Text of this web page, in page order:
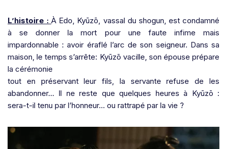
L’histoire :À Edo, Kyūzō, vassal du shogun, est condamné
à se donner la mort pour une faute infime mais
impardonnable : avoir éraflé l’arc de son seigneur. Dans sa
maison, le temps s’arrête: Kyūzō vacille, son épouse prépare
la cérémonie
tout en préservant leur fils, la servante refuse de les
abandonner… Il ne reste que quelques heures à Kyūzō :
sera-t-il tenu par l’honneur… ou rattrapé par la vie ?